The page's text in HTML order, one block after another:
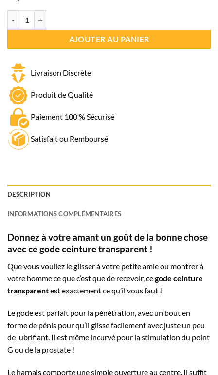
AJOUTER AU PANIER
Livraison Discrète
Produit de Qualité
Paiement 100 % Sécurisé
Satisfait ou Remboursé
DESCRIPTION
INFORMATIONS COMPLÉMENTAIRES
Donnez à votre amant un goût de la bonne chose
avec ce gode ceinture transparent !
Que vous vouliez le glisser à votre petite amie ou montrer à
votre homme ce que c’est que de recevoir, cegode ceinture
transparentest exactement ce qu’il vous faut !
Le gode est parfait pour la pénétration, avec un bout en
forme de pénis pour qu’il glisse facilement avec juste un peu
de lubrifiant. Il est même incurvé pour la stimulation du point
G ou de la prostate !
Le harnais comporte une simple ouverture au centre. Il suffit